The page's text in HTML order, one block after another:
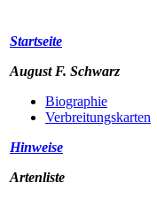
Startseite
August F. Schwarz
Biographie
Verbreitungskarten
Hinweise
Artenliste